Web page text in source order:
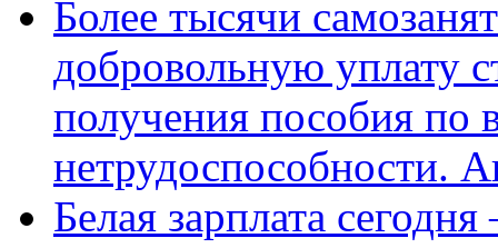
Более тысячи
добровольную уплату
получения пособия по
нетрудоспособности.
Белая зарплата